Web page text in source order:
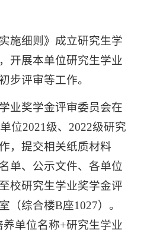
施细则》成立研究生学
开展本单位研究生学业
步评审等工作。
业奖学金评审委员会在
位2021级、2022级研究
，提交相关纸质材料
单、公示文件、各单位
校研究生学业奖学金评
（综合楼B座1027）。
单位名称+研究生学业